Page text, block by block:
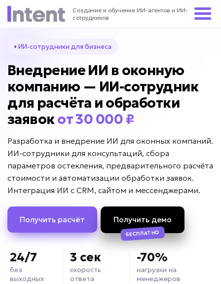
Создание и обучение ИИ-агентов и ИИ-
сотрудников
• ИИ-сотрудники для бизнеса
Внедрение ИИ в оконную
компанию — ИИ-сотрудник
для расчёта и обработки
заявокот 30 000 ₽
Разработка и внедрение ИИ для оконных компаний.
ИИ-сотрудники для консультаций, сбора
параметров остекления, предварительного расчёта
стоимости и автоматизации обработки заявок.
Интеграция ИИ с CRM, сайтом и мессенджерами.
Получить расчёт Получить демо
БЕСПЛАТНО
24/7
без
выходных
3 сек
скорость
ответа
-70%
нагрузки на
менеджеров